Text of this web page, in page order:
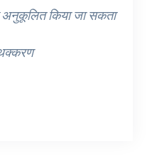
किया जा सकता